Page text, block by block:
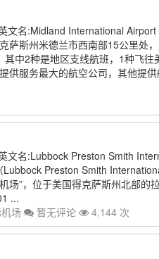
文名:Midland International
萨斯州米德兰市西南部15公里处
中2种是地区支线航班，1种飞往
供服务最大的航空公司，其他提
文名:Lubbock Preston Smith
Preston Smith
场”，位于美国得克萨斯州北部的
...
场 暂无评论 4,144 次